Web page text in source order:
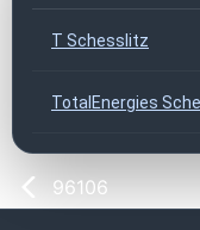
T Schesslitz
TotalEnergies
96106